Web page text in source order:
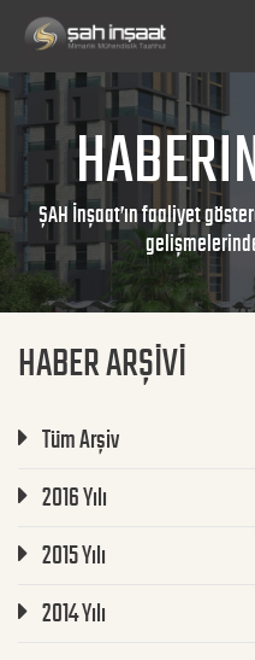
ŞAH İnşaat’ın faaliyet
HABER ARŞİVİ
Tüm Arşiv
2016 Yılı
2015 Yılı
2014 Yılı